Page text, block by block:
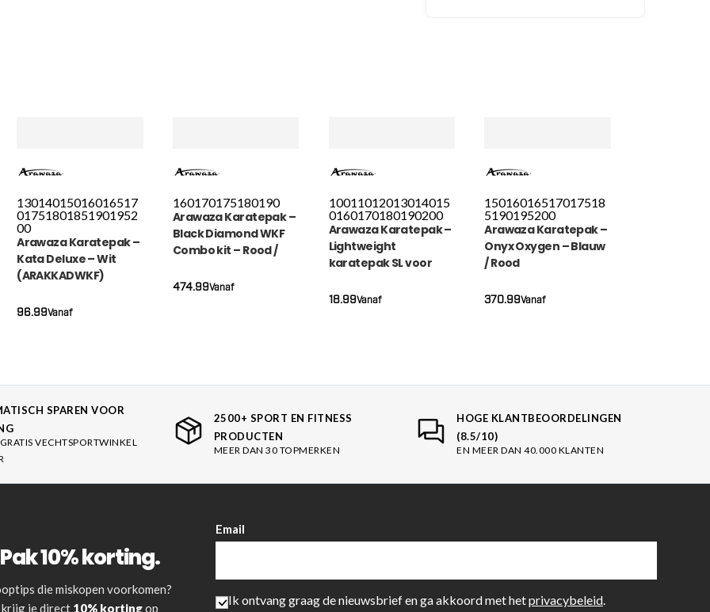
13014015016016517
01751801851901952
00
Arawaza Karatepak –
Kata Deluxe – Wit
(ARAKKADWKF)
Vanaf
96.99
160170175180190
Arawaza Karatepak –
Black Diamond WKF
Combo kit – Rood /
(RKBDPLCKWKF)
Vanaf
474.99
10011012013014015
0160170180190200
Arawaza Karatepak –
Lightweight
karatepak SL voor
(RKLWSLWKF)
Vanaf
18.99
15016016517017518
5190195200
Arawaza Karatepak –
Onyx Oxygen – Blauw
/ Rood
Vanaf
370.99
SPAREN VOOR
VECHTSPORTWINKEL
2500+ SPORT EN FITNESS
PRODUCTEN
MEER DAN 30 TOPMERKEN
HOGE KLANTBEOORDELINGEN
(8.5/10)
EN MEER DAN 40.000 KLANTEN
10% korting.
die miskopen voorkomen?
krijg je direct 10% kortingop
Email
Ik ontvang graag de nieuwsbrief en ga akkoord met hetprivacybeleid.